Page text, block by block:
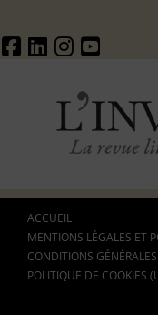
ACCUEIL
MENTIONS LÉGALES ET
CONDITIONS
POLITIQUE DE COOKIES